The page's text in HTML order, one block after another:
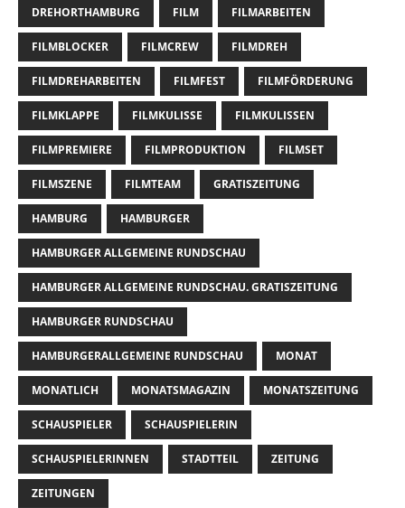
DREHORTHAMBURG FILM FILMARBEITEN
FILMBLOCKER FILMCREW FILMDREH
FILMDREHARBEITEN FILMFEST FILMFÖRDERUNG
FILMKLAPPE FILMKULISSE FILMKULISSEN
FILMPREMIERE FILMPRODUKTION FILMSET
FILMSZENE FILMTEAM GRATISZEITUNG
HAMBURG HAMBURGER
HAMBURGER ALLGEMEINE RUNDSCHAU
HAMBURGER ALLGEMEINE RUNDSCHAU. GRATISZEITUNG
HAMBURGER RUNDSCHAU
HAMBURGERALLGEMEINE RUNDSCHAU MONAT
MONATLICH MONATSMAGAZIN MONATSZEITUNG
SCHAUSPIELER SCHAUSPIELERIN
SCHAUSPIELERINNEN STADTTEIL ZEITUNG
ZEITUNGEN